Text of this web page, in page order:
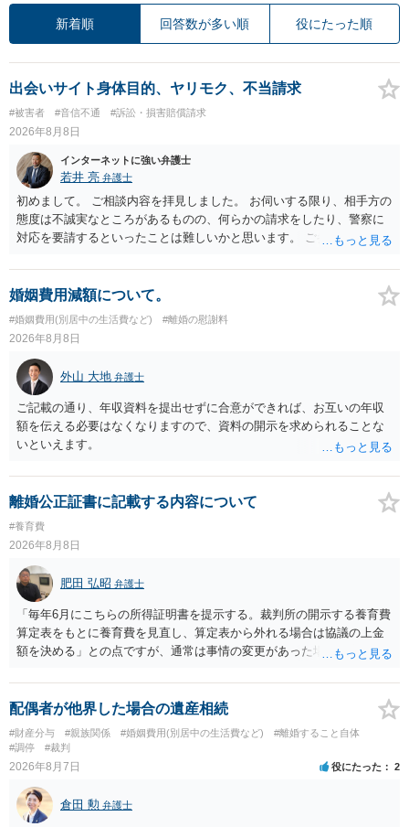
新着順 回答数が多い順 役にたった順
出会いサイト身体目的、ヤリモク、不当請求
#被害者 #音信不通 #訴訟・損害賠償請求
2026年8月8日
インターネットに強い弁護士
若井 亮 弁護士
初めまして。 ご相談内容を拝見しました。 お伺いする限り、相手方の
態度は不誠実なところがあるものの、何らかの請求をしたり、警察に
対応を要請するといったことは難しいかと思います。 ご参考になれば
婚姻費用減額について。
#婚姻費用(別居中の生活費など) #離婚の慰謝料
2026年8月8日
外山 大地 弁護士
ご記載の通り、年収資料を提出せずに合意ができれば、お互いの年収
額を伝える必要はなくなりますので、資料の開示を求められることな
いといえます。
離婚公正証書に記載する内容について
#養育費
2026年8月8日
肥田 弘昭 弁護士
「毎年6月にこちらの所得証明書を提示する。裁判所の開示する養育費
算定表をもとに養育費を見直し、算定表から外れる場合は協議の上金
額を決める」との点ですが、通常は事情の変更があった場合に変更し
来なかった事情の変更により双方協議の上増減出来る」と「通知義務
に勤務先」が含まれているので、私に収入が入った事は相手に通知が
行く事になり、上記のような文言が無くても養育費の見直しは適宜出
来るかと思うのですが違うのでしょうか？との点はそのとおりかと思
います。養育費は事情の変更があった場合に変更するので毎年見直す
配偶者が他界した場合の遺産相続
#財産分与 #親族関係 #婚姻費用(別居中の生活費など)
#離婚すること自体
#調停
#裁判
2026年8月7日 役にたった 2
倉田 勲 弁護士